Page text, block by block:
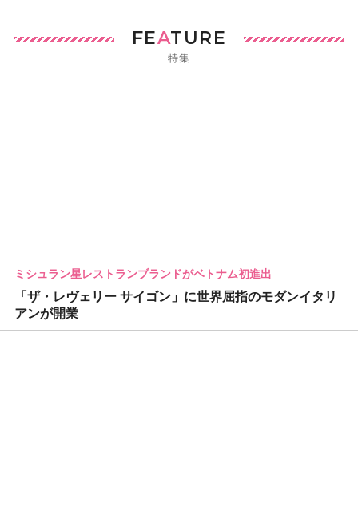
FEATURE
特集
ミシュラン星レストランブランドがベトナム初進出
「ザ・レヴェリー サイゴン」に世界屈指のモダンイタリ
アンが開業